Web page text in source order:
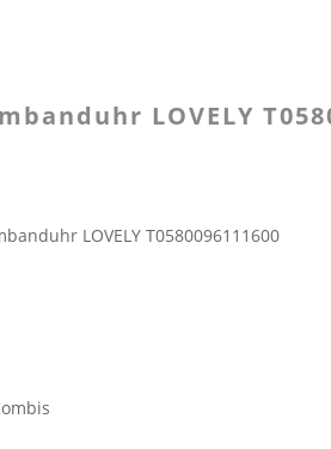
LOVELY
LOVELY T0580096111600